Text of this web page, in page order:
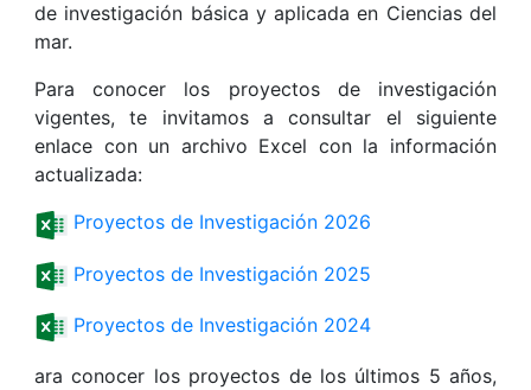
de investigación básica y aplicada en Ciencias del
mar.
Para conocer los proyectos de investigación
vigentes, te invitamos a consultar el siguiente
enlace con un archivo Excel con la información
actualizada:
Proyectos de Investigación 2026
Proyectos de Investigación 2025
Proyectos de Investigación 2024
ara conocer los proyectos de los últimos 5 años,